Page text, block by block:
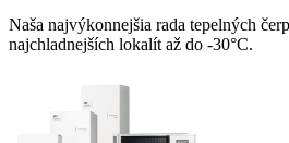
Naša najvýkonnejšia rada tepelných
najchladnejších lokalít až do -30°C.